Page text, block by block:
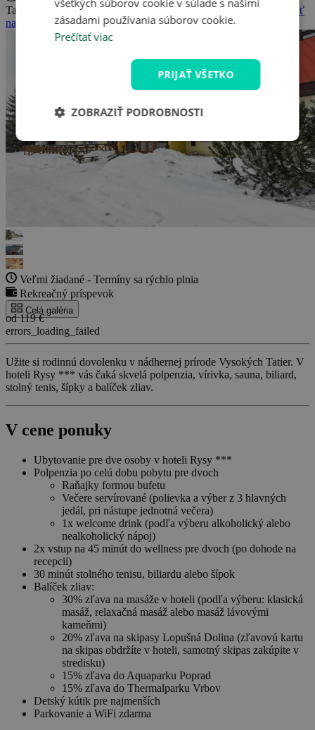
Tatranská Štrba 78, Tatranská Štrba, Slovenská republika
Zobraziť
na mape
Veľmi žiadané - Termíny sa rýchlo plnia
Rekreačný príspevok
Celá galéria
od 119 €
errors_loading_failed
Užite si rodinnú dovolenku v nádhernej prírode Vysokých Tatier. V
hoteli Rysy *** vás čaká skvelá polpenzia, vírivka, sauna, biliard,
stolný tenis, šípky a balíček zliav.
V cene ponuky
Ubytovanie pre dve osoby v hoteli Rysy ***
Polpenzia po celú dobu pobytu pre dvoch
Raňajky formou bufetu
Večere servírované (polievka a výber z 3 hlavných
jedál, pri nástupe jednotná večera)
1x welcome drink (podľa výberu alkoholický alebo
nealkoholický nápoj)
2x vstup na 45 minút do wellness pre dvoch (po dohode na
recepcii)
30 minút stolného tenisu, biliardu alebo šípok
Balíček zliav:
30% zľava na masáže v hoteli (podľa výberu: klasická
masáž, relaxačná masáž alebo masáž lávovými
kameňmi)
20% zľava na skipasy Lopušná Dolina (zľavovú kartu
na skipas obdržíte v hoteli, samotný skipas zakúpite v
stredisku)
15% zľava do Aquaparku Poprad
15% zľava do Thermalparku Vrbov
Detský kútik pre najmenších
Parkovanie a WiFi zdarma
všetkých súborov cookie v súlade s našimi
zásadami používania súborov cookie.
Prečítať viac
PRIJAŤ VŠETKO
ZOBRAZIŤ PODROBNOSTI